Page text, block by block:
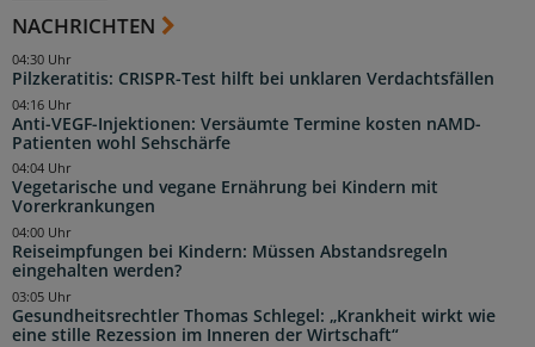
NACHRICHTEN
Pilzkeratitis: CRISPR-Test hilft bei unklaren Verdachtsfällen
04:30 Uhr
Anti-VEGF-Injektionen: Versäumte Termine kosten nAMD-
Patienten wohl Sehschärfe
04:16 Uhr
Vegetarische und vegane Ernährung bei Kindern mit
Vorerkrankungen
04:04 Uhr
Reiseimpfungen bei Kindern: Müssen Abstandsregeln
eingehalten werden?
04:00 Uhr
Gesundheitsrechtler Thomas Schlegel: „Krankheit wirkt wie
eine stille Rezession im Inneren der Wirtschaft“
03:05 Uhr